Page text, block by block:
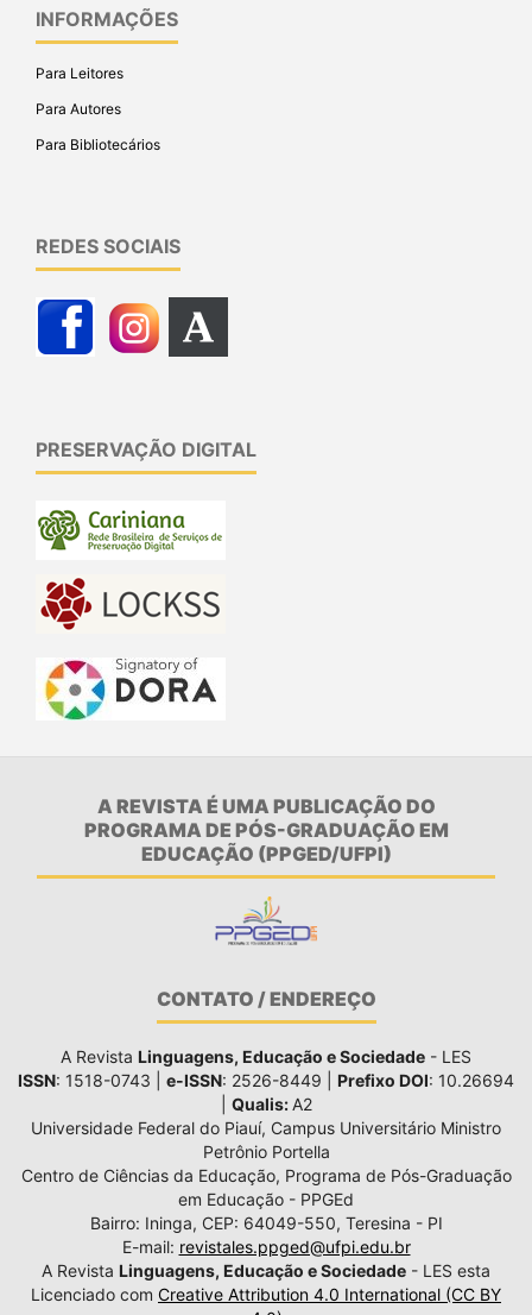
INFORMAÇÕES
Para Leitores
Para Autores
Para Bibliotecários
REDES SOCIAIS
PRESERVAÇÃO DIGITAL
A REVISTA É UMA PUBLICAÇÃO DO
PROGRAMA DE PÓS-GRADUAÇÃO EM
EDUCAÇÃO (PPGED/UFPI)
CONTATO / ENDEREÇO
A Revista Linguagens, Educação e Sociedade - LES
ISSN: 1518-0743 | e-ISSN: 2526-8449 | Prefixo DOI: 10.26694
Qualis: A2
Universidade Federal do Piauí, Campus Universitário Ministro
Petrônio Portella
Centro de Ciências da Educação, Programa de Pós-Graduação
em Educação - PPGEd
Bairro: Ininga, CEP: 64049-550, Teresina - PI
E-mail: revistales.ppged@ufpi.edu.br
A Revista Linguagens, Educação e Sociedade - LES esta
Licenciado com Creative Attribution 4.0 International (CC BY